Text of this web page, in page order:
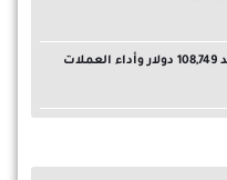
سوق العملات الرقمية اليوم: بيتكوين عند 108,749 دولار وأداء العملات